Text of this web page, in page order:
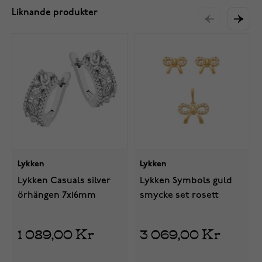
Liknande produkter
Lykken
Lykken Casuals silver
örhängen 7x16mm
1 089,00 Kr
Lykken
Lykken Symbols guld
smycke set rosett
3 069,00 Kr